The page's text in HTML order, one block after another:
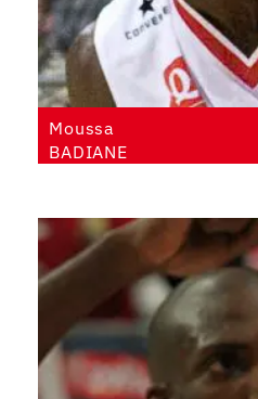
Moussa
BADIANE